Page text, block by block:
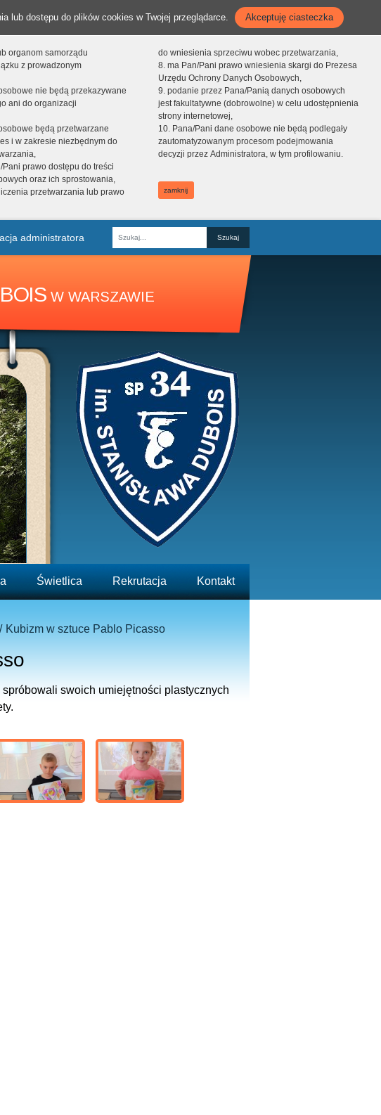
lub dostępu do plików cookies w Twojej przeglądarce. Akceptuję ciasteczka
organom samorządu
z prowadzonym
nie będą przekazywane
ani do organizacji
będą przetwarzane
i w zakresie niezbędnym do
Pani prawo dostępu do treści
oraz ich sprostowania,
przetwarzania lub prawo
do wniesienia sprzeciwu wobec przetwarzania,
8. ma Pan/Pani prawo wniesienia skargi do Prezesa
Urzędu Ochrony Danych Osobowych,
9. podanie przez Pana/Panią danych osobowych
jest fakultatywne (dobrowolne) w celu udostępnienia
strony internetowej,
10. Pana/Pani dane osobowe nie będą podlegały
zautomatyzowanym procesom podejmowania
decyzji przez Administratora, w tym profilowaniu.
zamknij
administratora
Fraza
W WARSZAWIE
Świetlica Rekrutacja Kontakt
Kubizm w sztuce Pablo Picasso
swoich umiejętności plastycznych